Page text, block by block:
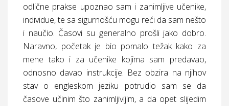
odlične prakse upoznao sam i zanimljive učenike,
individue, te sa sigurnošću mogu reći da sam nešto
i naučio. Časovi su generalno prošli jako dobro.
Naravno, početak je bio pomalo težak kako za
mene tako i za učenike kojima sam predavao,
odnosno davao instrukcije. Bez obzira na njihov
stav o engleskom jeziku potrudio sam se da
časove učinim što zanimljivijim, a da opet slijedim